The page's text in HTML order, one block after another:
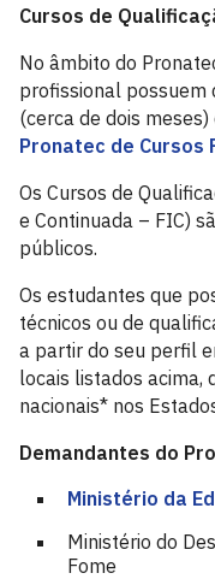
Cursos de
No âmbito do
profissional possuem
(cerca de dois
Pronatec de Cursos
Os Cursos de
e Continuada – FIC)
públicos.
Os estudantes que
técnicos ou de
a partir do seu perfil
locais listados acima,
nacionais* nos
Demandantes do
Ministério da
Ministério do
Fome